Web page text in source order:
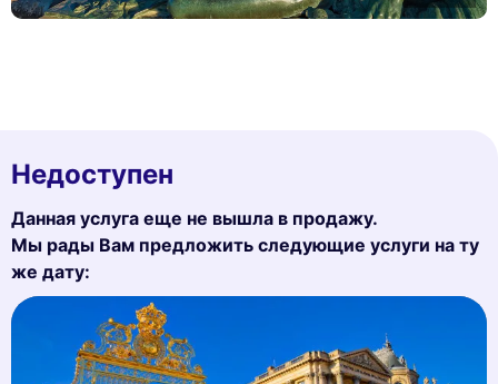
Недоступен
Данная услуга еще не вышла в продажу.
Мы рады Вам предложить следующие услуги на ту
же дату: